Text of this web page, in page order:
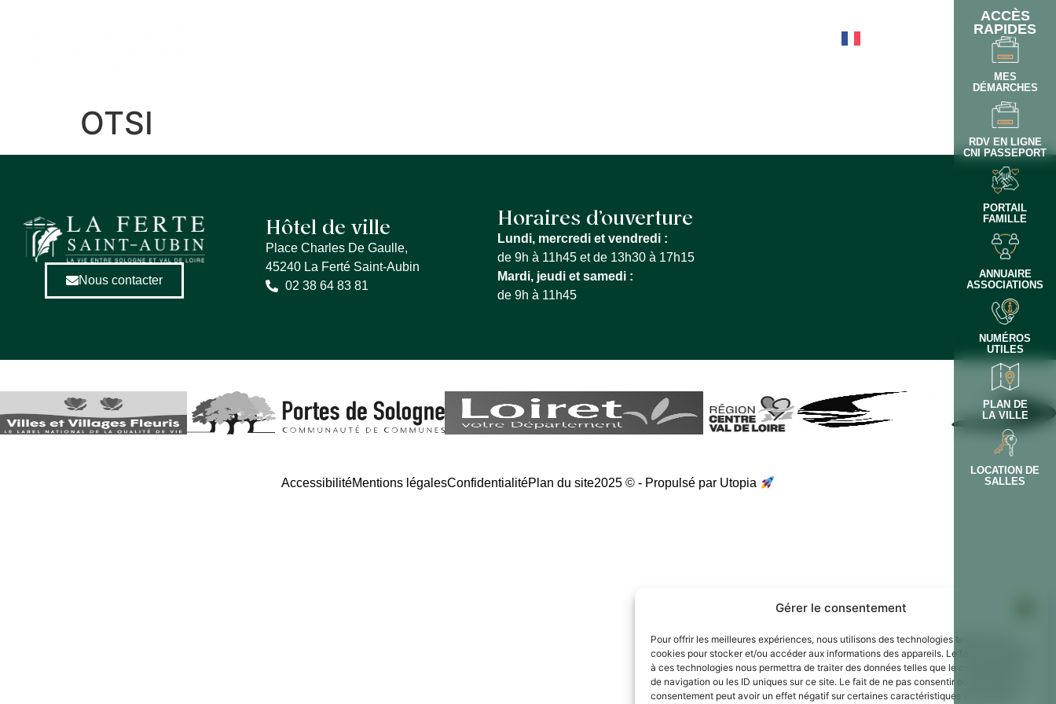
Gérer le consentement
Pour offrir les meilleures expériences, nous utilisons des technologies telles que les
cookies pour stocker et/ou accéder aux informations des appareils. Le fait de consentir
à ces technologies nous permettra de traiter des données telles que le comportement
de navigation ou les ID uniques sur ce site. Le fait de ne pas consentir ou de retirer son
consentement peut avoir un effet négatif sur certaines caractéristiques et fonctions.
ACCÈS
RAPIDES
MES
DÉMARCHES
RDV EN LIGNE
CNI PASSEPORT
PORTAIL
FAMILLE
ANNUAIRE
ASSOCIATIONS
NUMÉROS
UTILES
PLAN DE
LA VILLE
LOCATION DE
SALLES
OTSI
Nous contacter
Hôtel de ville
Place Charles De Gaulle,
45240 La Ferté Saint-Aubin
02 38 64 83 81
Horaires d’ouverture
Lundi, mercredi et vendredi :
de 9h à 11h45 et de 13h30 à 17h15
Mardi, jeudi et samedi :
de 9h à 11h45
AccessibilitéMentions légalesConfidentialitéPlan du site2025 © - Propulsé par Utopia